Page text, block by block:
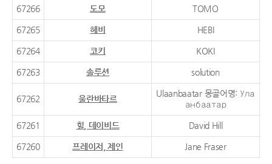
67266 도모 TOMO
67265 헤비 HEBI
67264 코키 KOKI
67263 솔루션 solution
67262 울란바타르
Ulaanbaatar 몽골어명: Ула
анбаатар
67261 힐, 데이비드 David Hill
67260 프레이저, 제인 Jane Fraser